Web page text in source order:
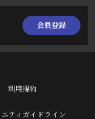
会員登録
利用規約
ティガイドライン